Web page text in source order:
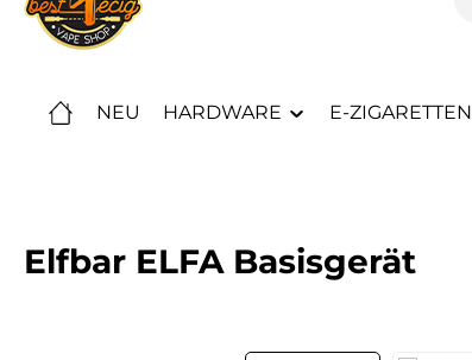
NEU HARDWARE E-ZIGARETTEN
Elfbar ELFA Basisgerät